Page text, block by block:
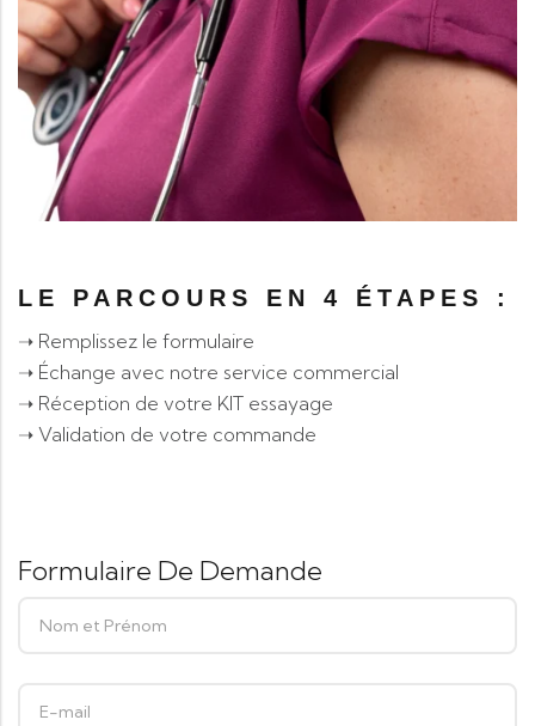
LE PARCOURS EN 4 ÉTAPES :
➝ Remplissez le formulaire
➝ Échange avec notre service commercial
➝ Réception de votre KIT essayage
➝ Validation de votre commande
Formulaire De Demande